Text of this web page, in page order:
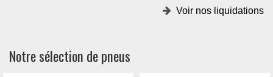
Voir nos liquidations
Notre sélection de pneus